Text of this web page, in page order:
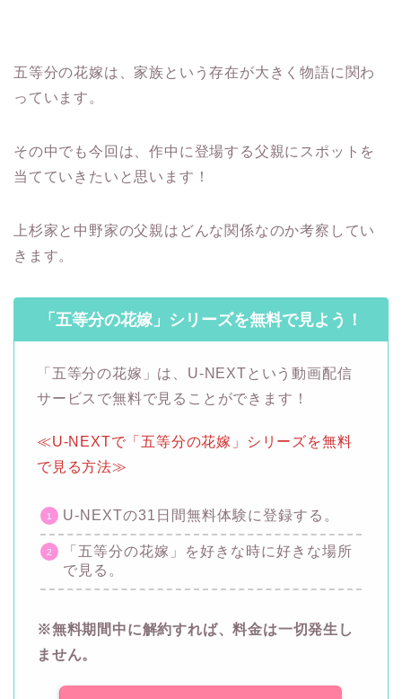
五等分の花嫁は、家族という存在が大きく物語に関わ
っています。
その中でも今回は、作中に登場する父親にスポットを
当てていきたいと思います！
上杉家と中野家の父親はどんな関係なのか考察してい
きます。
「五等分の花嫁」シリーズを無料で見よう！
「五等分の花嫁」は、U-NEXTという動画配信
サービスで無料で見ることができます！
≪U-NEXTで「五等分の花嫁」シリーズを無料
で見る方法≫
U-NEXTの31日間無料体験に登録する。
「五等分の花嫁」を好きな時に好きな場所
で見る。
※無料期間中に解約すれば、料金は一切発生し
ません。